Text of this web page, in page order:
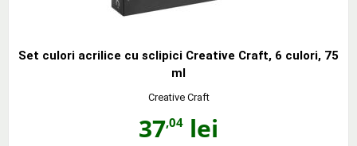
Set culori acrilice cu sclipici Creative Craft, 6 culori, 75
ml
Creative Craft
37,04 lei